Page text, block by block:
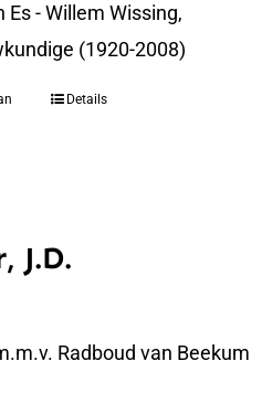
Es - Willem Wissing,
(1920-2008)
Details
J.D.
Radboud van Beekum